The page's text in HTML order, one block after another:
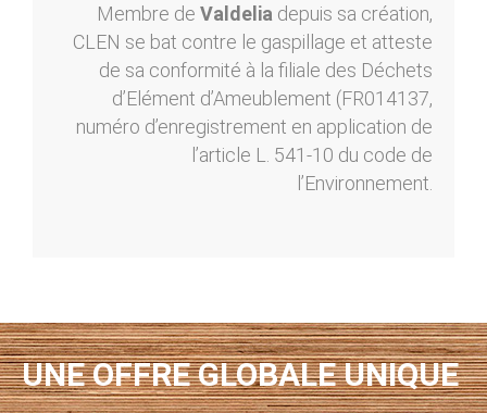
Membre de Valdelia depuis sa création,
CLEN se bat contre le gaspillage et atteste
de sa conformité à la filiale des Déchets
d’Elément d’Ameublement (FR014137,
numéro d’enregistrement en application de
l’article L. 541-10 du code de
l’Environnement.
UNE OFFRE GLOBALE UNIQUE